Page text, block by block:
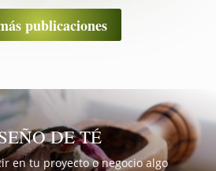
publicaciones
DE TÉ
en tu proyecto o negocio algo